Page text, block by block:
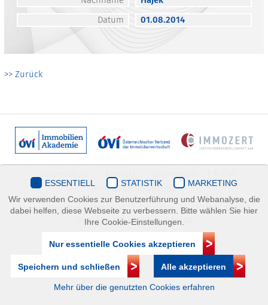
Datum
01.08.2014
>> Zurück
Immobilienakademie
Mariahilfer Straße 116/2.OG/2 1070 Wien | +43(1)505 32 50 |
immobilienakademie@ovi.at
ESSENTIELL STATISTIK
MARKETING
Wir verwenden Cookies zur Benutzerführung und Webanalyse, die
dabei helfen, diese Webseite zu verbessern. Bitte wählen Sie hier
Ihre Cookie-Einstellungen.
Nur essentielle Cookies akzeptieren
Speichern und schließen Alle akzeptieren
Mehr über die genutzten Cookies erfahren